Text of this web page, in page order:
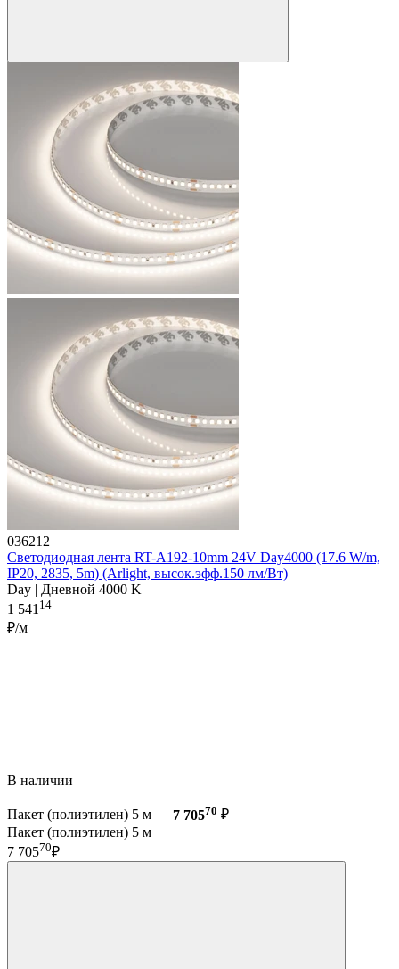
036212
Светодиодная лента RT-A192-10mm 24V Day4000 (17.6 W/m,
IP20, 2835, 5m) (Arlight, высок.эфф.150 лм/Вт)
Day | Дневной 4000 K
1 54114
₽/м
В наличии
Пакет (полиэтилен) 5 м — 7 70570 ₽
Пакет (полиэтилен) 5 м
7 70570₽